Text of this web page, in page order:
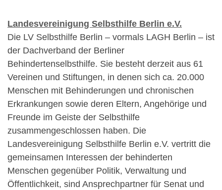
Landesvereinigung Selbsthilfe Berlin e.V.
Die LV Selbsthilfe Berlin – vormals LAGH Berlin – ist
der Dachverband der Berliner
Behindertenselbsthilfe. Sie besteht derzeit aus 61
Vereinen und Stiftungen, in denen sich ca. 20.000
Menschen mit Behinderungen und chronischen
Erkrankungen sowie deren Eltern, Angehörige und
Freunde im Geiste der Selbsthilfe
zusammengeschlossen haben. Die
Landesvereinigung Selbsthilfe Berlin e.V. vertritt die
gemeinsamen Interessen der behinderten
Menschen gegenüber Politik, Verwaltung und
Öffentlichkeit, sind Ansprechpartner für Senat und